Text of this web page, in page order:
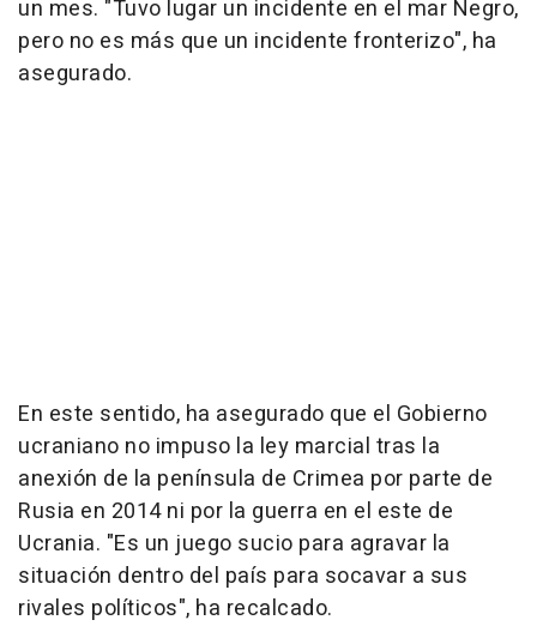
un mes. "Tuvo lugar un incidente en el mar Negro,
pero no es más que un incidente fronterizo", ha
asegurado.
En este sentido, ha asegurado que el Gobierno
ucraniano no impuso la ley marcial tras la
anexión de la península de Crimea por parte de
Rusia en 2014 ni por la guerra en el este de
Ucrania. "Es un juego sucio para agravar la
situación dentro del país para socavar a sus
rivales políticos", ha recalcado.